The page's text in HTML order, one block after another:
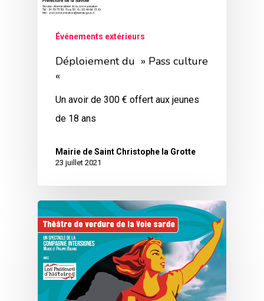
Événements extérieurs
Déploiement du » Pass culture
«
Un avoir de 300 € offert aux jeunes
de 18 ans
Mairie de Saint Christophe la Grotte
23 juillet 2021